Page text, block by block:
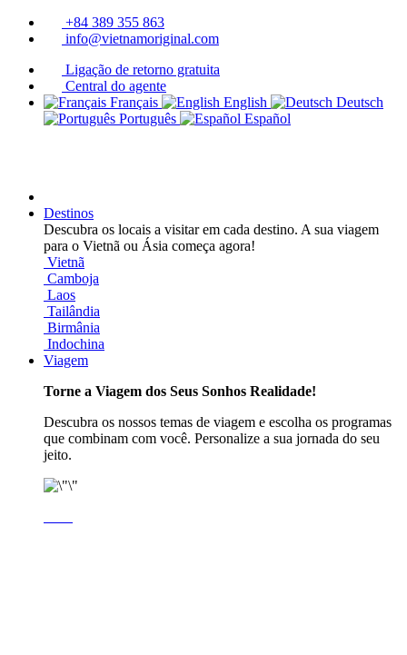
+84 389 355 863
info@vietnamoriginal.com
Ligação de retorno gratuita
Central do agente
Français
English
Deutsch
Português
Español
Destinos
Descubra os locais a visitar em cada destino. A sua viagem
para o Vietnã ou Ásia começa agora!
Vietnã
Camboja
Laos
Tailândia
Birmânia
Indochina
Viagem
Torne a Viagem dos Seus Sonhos Realidade!
Descubra os nossos temas de viagem e escolha os programas
que combinam com você. Personalize a sua jornada do seu
jeito.